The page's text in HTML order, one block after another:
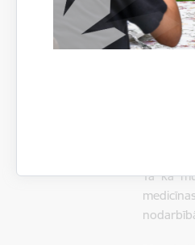
muižas
novada
muzejs
izpētei.
Tā kā